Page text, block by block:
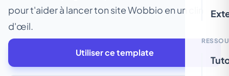
pour t'aider à lancer ton site Wobbio en un clin
d'œil.
Utiliser ce template